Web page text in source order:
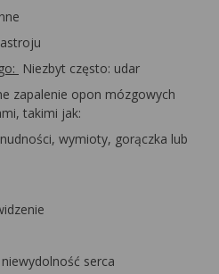
Niezbyt często: udar
zapalenie opon mózgowych
takimi jak:
wymioty, gorączka lub
serca